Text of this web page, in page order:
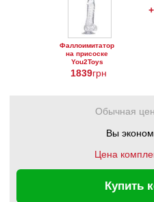
Фаллоимитатор
на присоске
You2Toys
Crystal Clear
Dong
1839грн
+
Обычная
Вы
Цена
Купить